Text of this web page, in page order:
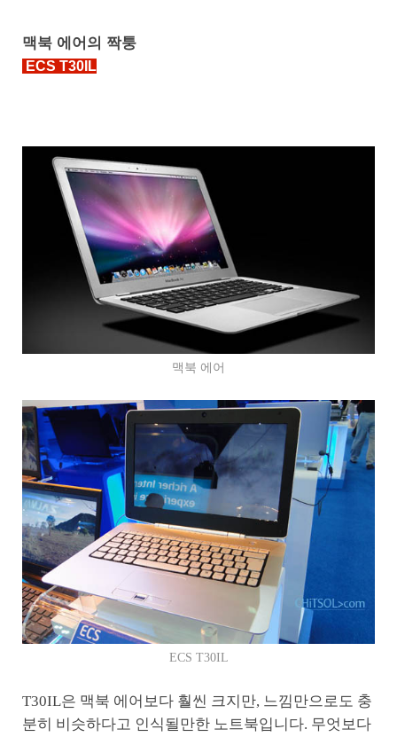
맥북 에어의 짝퉁
ECS T30IL
맥북 에어
ECS T30IL
T30IL은 맥북 에어보다 훨씬 크지만, 느낌만으로도 충
분히 비슷하다고 인식될만한 노트북입니다. 무엇보다